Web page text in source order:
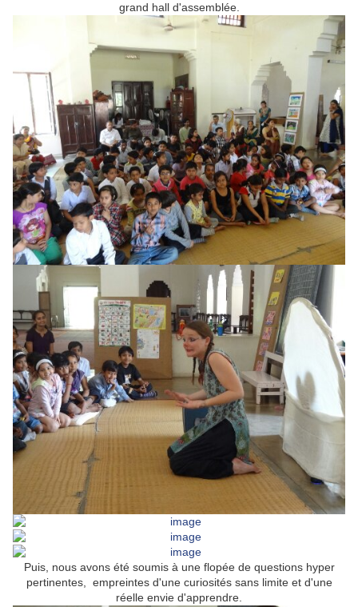
grand hall d'assemblée.
Puis, nous avons été soumis à une flopée de questions hyper
pertinentes, empreintes d'une curiosités sans limite et d'une
réelle envie d'apprendre.